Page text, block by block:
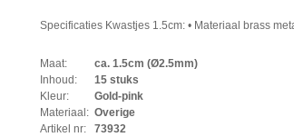
Specificaties Kwastjes 1.5cm: • Materiaal brass
Maat:
ca. 1.5cm (Ø2.5mm)
Inhoud:
15 stuks
Kleur:
Gold-pink
Materiaal: Overige
Artikel nr:
73932